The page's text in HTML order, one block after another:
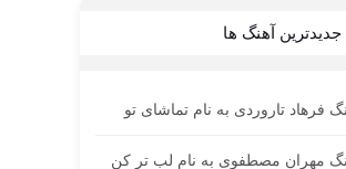
جدیدترین آهنگ ها
فرهاد تاروردی به نام تماشای تو
مهران مصطفوی به نام لب تر کن